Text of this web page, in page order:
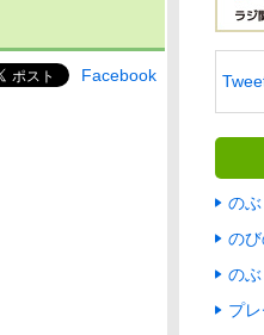
Facebook
の
の
のぶ
プレ